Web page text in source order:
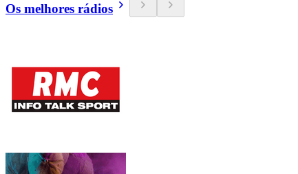
Os melhores rádios